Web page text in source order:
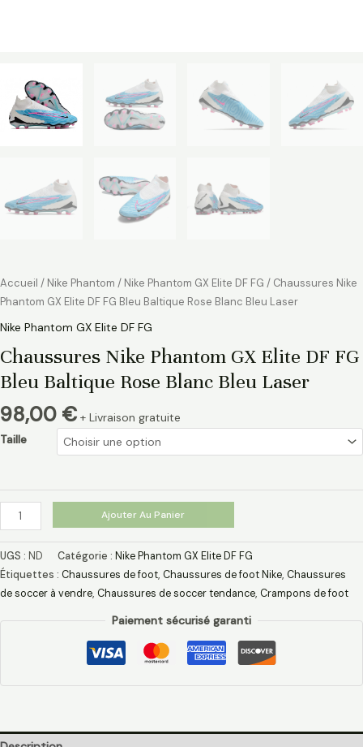
Accueil / Nike Phantom / Nike Phantom GX Elite DF FG / Chaussures Nike
Phantom GX Elite DF FG Bleu Baltique Rose Blanc Bleu Laser
Nike Phantom GX Elite DF FG
Chaussures Nike Phantom GX Elite DF FG
Bleu Baltique Rose Blanc Bleu Laser
98,00 € + Livraison gratuite
Taille
Ajouter Au Panier
UGS : ND Catégorie : Nike Phantom GX Elite DF FG
Étiquettes : Chaussures de foot, Chaussures de foot Nike, Chaussures
de soccer à vendre, Chaussures de soccer tendance, Crampons de foot
Paiement sécurisé garanti